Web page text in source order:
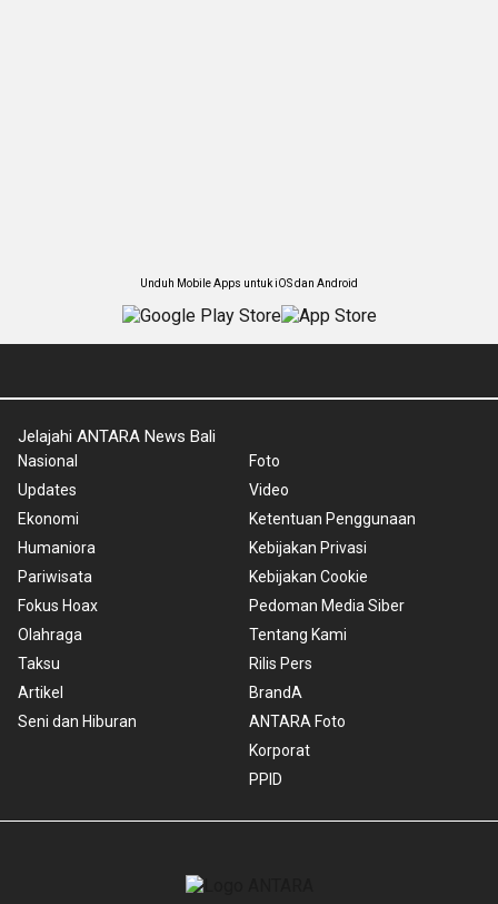
Unduh Mobile Apps untuk iOS dan Android
Jelajahi ANTARA News Bali
Nasional
Updates
Ekonomi
Humaniora
Pariwisata
Fokus Hoax
Olahraga
Taksu
Artikel
Seni dan Hiburan
Foto
Video
Ketentuan Penggunaan
Kebijakan Privasi
Kebijakan Cookie
Pedoman Media Siber
Tentang Kami
Rilis Pers
BrandA
ANTARA Foto
Korporat
PPID